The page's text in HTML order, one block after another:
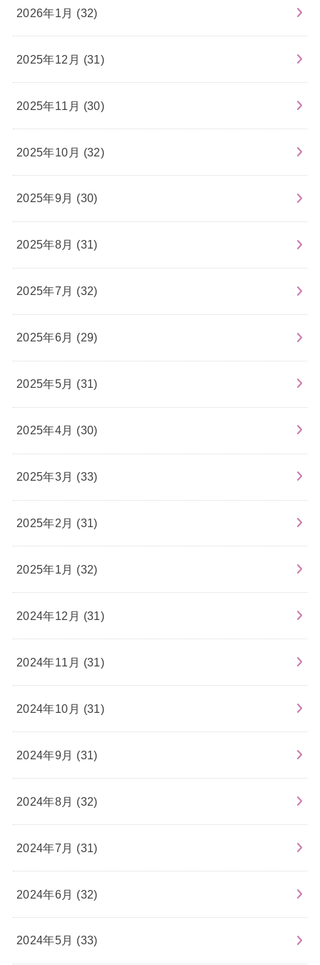
2026年1月 (32)
2025年12月 (31)
2025年11月 (30)
2025年10月 (32)
2025年9月 (30)
2025年8月 (31)
2025年7月 (32)
2025年6月 (29)
2025年5月 (31)
2025年4月 (30)
2025年3月 (33)
2025年2月 (31)
2025年1月 (32)
2024年12月 (31)
2024年11月 (31)
2024年10月 (31)
2024年9月 (31)
2024年8月 (32)
2024年7月 (31)
2024年6月 (32)
2024年5月 (33)